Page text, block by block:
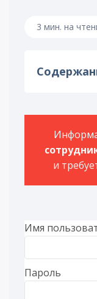
3 мин. на
и
Имя
Пароль